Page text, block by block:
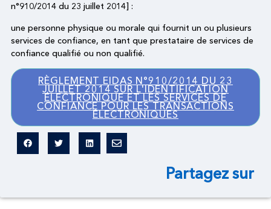
n°910/2014 du 23 juillet 2014] :
une personne physique ou morale qui fournit un ou plusieurs
services de confiance, en tant que prestataire de services de
confiance qualifié ou non qualifié.
RÈGLEMENT EIDAS N°910/2014 DU 23
JUILLET 2014 SUR L'IDENTIFICATION
ÉLECTRONIQUE ET LES SERVICES DE
CONFIANCE POUR LES TRANSACTIONS
ÉLECTRONIQUES
Partagez sur